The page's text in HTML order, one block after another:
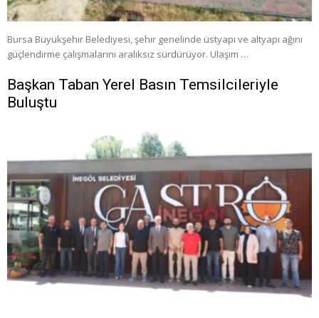
Bursa Büyükşehir Belediyesi, şehir genelinde üstyapı ve altyapı ağını
güçlendirme çalışmalarını aralıksız sürdürüyor. Ulaşım …
Başkan Taban Yerel Basın Temsilcileriyle
Buluştu